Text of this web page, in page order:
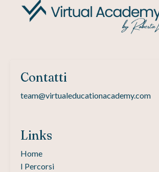
Contatti
team@virtualeducationacademy.com
Links
Home
I Percorsi